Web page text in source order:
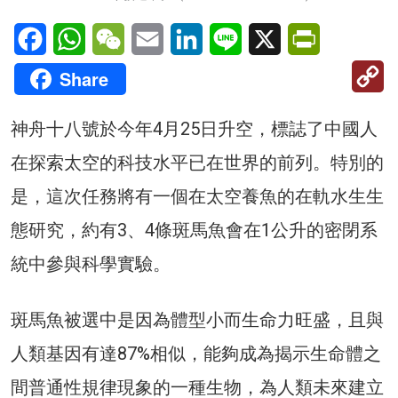
FacebookWhatsAppWeChatEmail LinkedInLine X
Share
神舟十八號於今年4月25日升空，標誌了中國人
在探索太空的科技水平已在世界的前列。特別的
是，這次任務將有一個在太空養魚的在軌水生生
態研究，約有3、4條斑馬魚會在1公升的密閉系
統中參與科學實驗。
斑馬魚被選中是因為體型小而生命力旺盛，且與
人類基因有達87%相似，能夠成為揭示生命體之
間普通性規律現象的一種生物，為人類未來建立